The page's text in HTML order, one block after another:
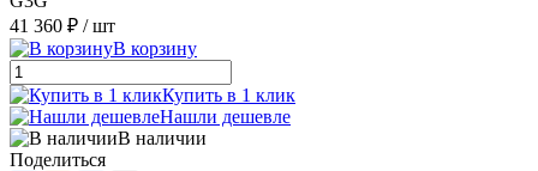
41 360 ₽ / шт
В корзину
Купить в 1 клик
Нашли дешевле
В наличии
Поделиться